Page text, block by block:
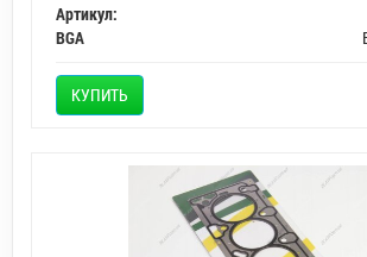
Артикул:
BGA
КУПИТЬ